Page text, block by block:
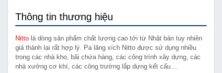
Thông tin thương hiệu
Nitto là dòng sản phẩm chất lượng cao tới từ Nhật bản tuy nhiên
giá thành lại rất hợp lý. Pa lăng xích Nitto được sử dụng nhiều
trong các nhà kho, bãi chứa hàng, các công trình xây dựng, các
nhà xưởng cơ khí, các công trường lắp dựng kết cấu....